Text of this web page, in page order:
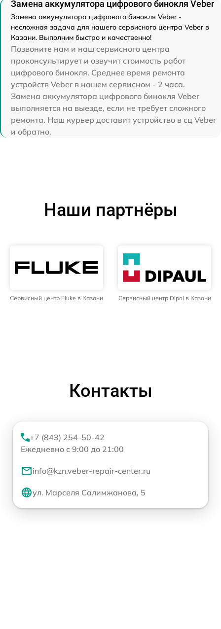
Замена аккумулятора цифрового бинокля Veber
Замена аккумулятора цифрового бинокля Veber -
несложная задача для нашего сервисного центра Veber в
Казани. Выполним быстро и качественно!
Позвоните нам и наш сервисного центра
проконсультирует и озвучит стоимость работ
цифрового бинокля. Среднее время ремонта
устройств Veber в нашем сервисном - 2 часа.
Замена аккумулятора цифрового бинокля Veber
выполняется на выезде, если не требует сложного
ремонта. Наш курьер доставит устройство в сц Veber
и обратно.
Наши партнёры
Сервисный центр Fluke в Казани Сервисный центр Dipol в Казани
Контакты
+7 (843) 254-50-42
Ежедневно с 9:00 до 21:00
info@kzn.veber-repair-center.ru
ул. Марселя Салимжанова, 5